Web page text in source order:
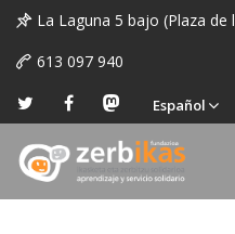
La Laguna 5 bajo (Plaza de
613 097 940
Español